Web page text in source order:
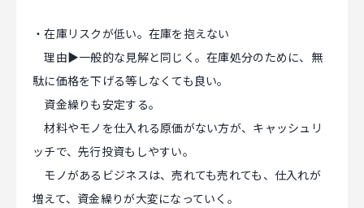
・在庫リスクが低い。在庫を抱えない
理由▶一般的な見解と同じく。在庫処分のために、無
駄に価格を下げる等しなくても良い。
資金繰りも安定する。
材料やモノを仕入れる原価がない方が、キャッシュリ
ッチで、先行投資もしやすい。
モノがあるビジネスは、売れても売れても、仕入れが
増えて、資金繰りが大変になっていく。